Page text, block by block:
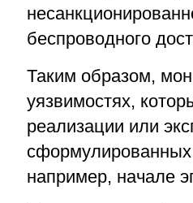
беспроводного
Таким образом,
уязвимостях,
реализации или
сформулированных
например, начале